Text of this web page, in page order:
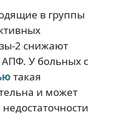
в группы
2 снижают
АПФ. У больных с
такая
и может